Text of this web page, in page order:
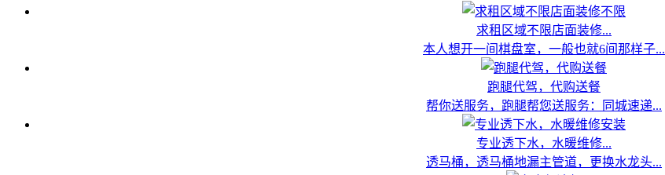
求租区域不限店面装修...
本人想开一间棋盘室，一般也就6间那样子...
跑腿代驾，代购送餐
帮你送服务，跑腿帮您送服务：同城速递...
专业透下水，水暖维修...
透马桶，透马桶地漏主管道，更换水龙头...